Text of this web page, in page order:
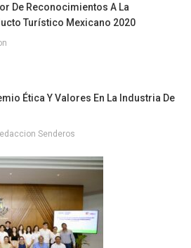
De Reconocimientos A La
Turístico Mexicano 2020
Ética Y Valores En La Industria De
Senderos